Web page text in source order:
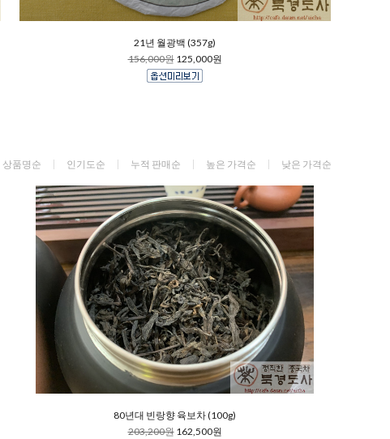
21년 월광백 (357g)
156,000원 125,000원
상품명순 인기도순 누적 판매순 높은 가격순 낮은 가격순
80년대 빈랑향 육보차 (100g)
203,200원 162,500원